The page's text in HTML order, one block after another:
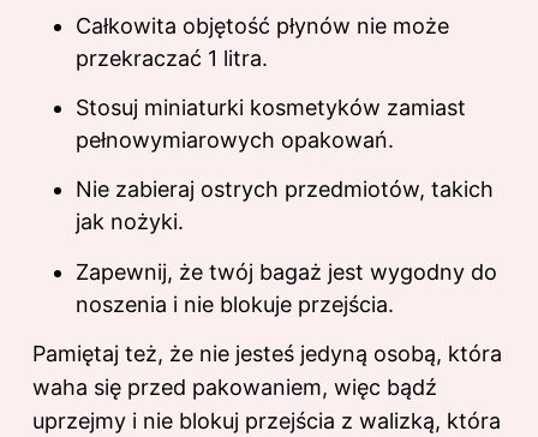
Całkowita objętość płynów nie może
przekraczać 1 litra.
Stosuj miniaturki kosmetyków zamiast
pełnowymiarowych opakowań.
Nie zabieraj ostrych przedmiotów, takich
jak nożyki.
Zapewnij, że twój bagaż jest wygodny do
noszenia i nie blokuje przejścia.
Pamiętaj też, że nie jesteś jedyną osobą, która
waha się przed pakowaniem, więc bądź
uprzejmy i nie blokuj przejścia z walizką, która